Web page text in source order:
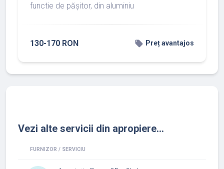
functie de pășitor, din aluminiu
130-170 RON local_offer Preț avantajos
Vezi alte servicii din apropiere...
FURNIZOR / SERVICIU